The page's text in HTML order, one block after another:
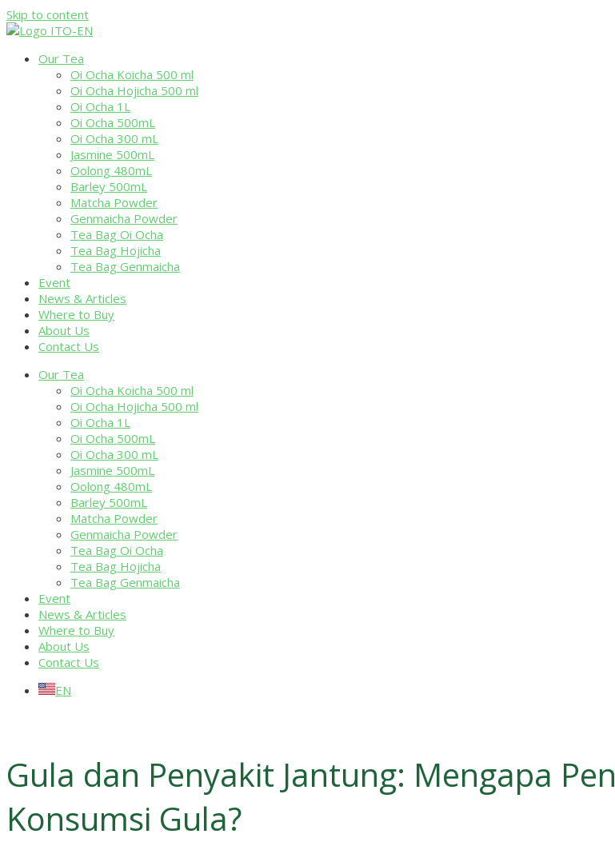
Skip to content
Our Tea
Oi Ocha Koicha 500 ml
Oi Ocha Hojicha 500 ml
Oi Ocha 1L
Oi Ocha 500mL
Oi Ocha 300 mL
Jasmine 500mL
Oolong 480mL
Barley 500mL
Matcha Powder
Genmaicha Powder
Tea Bag Oi Ocha
Tea Bag Hojicha
Tea Bag Genmaicha
Event
News & Articles
Where to Buy
About Us
Contact Us
Our Tea
Oi Ocha Koicha 500 ml
Oi Ocha Hojicha 500 ml
Oi Ocha 1L
Oi Ocha 500mL
Oi Ocha 300 mL
Jasmine 500mL
Oolong 480mL
Barley 500mL
Matcha Powder
Genmaicha Powder
Tea Bag Oi Ocha
Tea Bag Hojicha
Tea Bag Genmaicha
Event
News & Articles
Where to Buy
About Us
Contact Us
EN
Gula dan Penyakit Jantung: Mengapa
Konsumsi Gula?